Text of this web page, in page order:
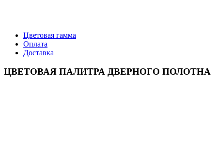
Цветовая гамма
Оплата
Доставка
ЦВЕТОВАЯ ПАЛИТРА ДВЕРНОГО ПОЛОТНА